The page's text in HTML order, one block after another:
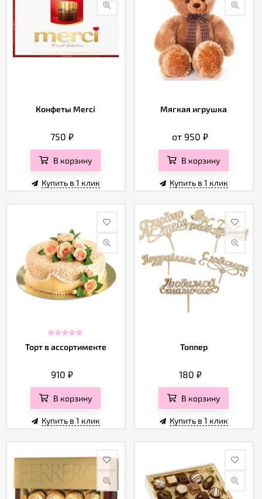
Конфеты Merci
750₽
В корзину
Купить в 1 клик
Мягкая игрушка
от 950₽
В корзину
Купить в 1 клик
Торт в ассортименте
910₽
В корзину
Купить в 1 клик
Топпер
180 ₽
В корзину
Купить в 1 клик